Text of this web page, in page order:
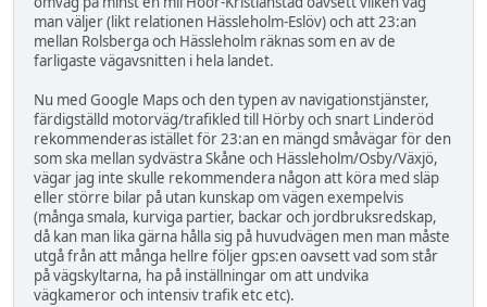
man väljer (likt relationen Hässleholm-Eslöv) och att 23:an
mellan Rolsberga och Hässleholm räknas som en av de
farligaste vägavsnitten i hela landet.
Nu med Google Maps och den typen av navigationstjänster,
färdigställd motorväg/trafikled till Hörby och snart Linderöd
rekommenderas istället för 23:an en mängd småvägar för den
som ska mellan sydvästra Skåne och Hässleholm/Osby/Växjö,
vägar jag inte skulle rekommendera någon att köra med släp
eller större bilar på utan kunskap om vägen exempelvis
(många smala, kurviga partier, backar och jordbruksredskap,
då kan man lika gärna hålla sig på huvudvägen men man måste
utgå från att många hellre följer gps:en oavsett vad som står
på vägskyltarna, ha på inställningar om att undvika
vägkameror och intensiv trafik etc etc).